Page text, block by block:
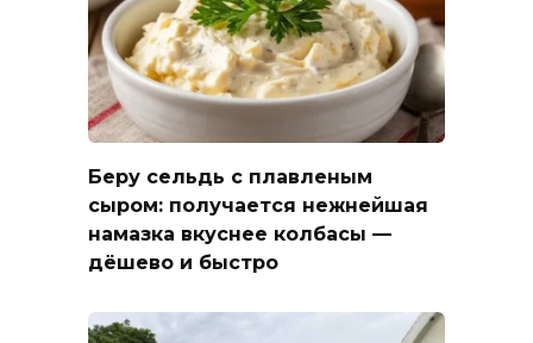
Беру сельдь с плавленым
сыром: получается нежнейшая
намазка вкуснее колбасы —
дёшево и быстро